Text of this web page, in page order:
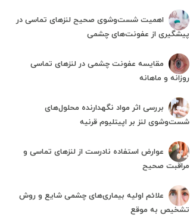
اهمیت شست‌وشوی صحیح لنزهای تماسی در
پیشگیری از عفونت‌های چشمی
مقایسه عفونت چشمی در لنزهای تماسی
روزانه و ماهانه
بررسی اثر مواد نگهدارنده محلول‌های
شست‌وشوی لنز بر اپیتلیوم قرنیه
عوارض استفاده نادرست از لنزهای تماسی و
مراقبت صحیح
علائم اولیه بیماری‌های چشمی شایع و روش
تشخیص به موقع